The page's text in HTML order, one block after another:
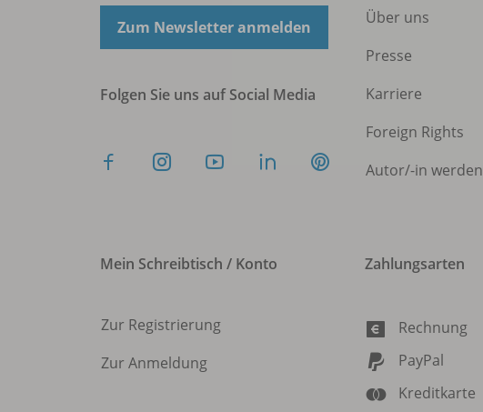
Zum Newsletter anmelden
Folgen Sie uns auf Social Media
Über uns
Presse
Karriere
Foreign Rights
Autor/-in werden
Mein Schreibtisch / Konto
Zur Registrierung
Zur Anmeldung
Zahlungsarten
Rechnung
PayPal
Kreditkarte